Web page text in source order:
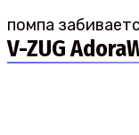
помпа
V-ZUG